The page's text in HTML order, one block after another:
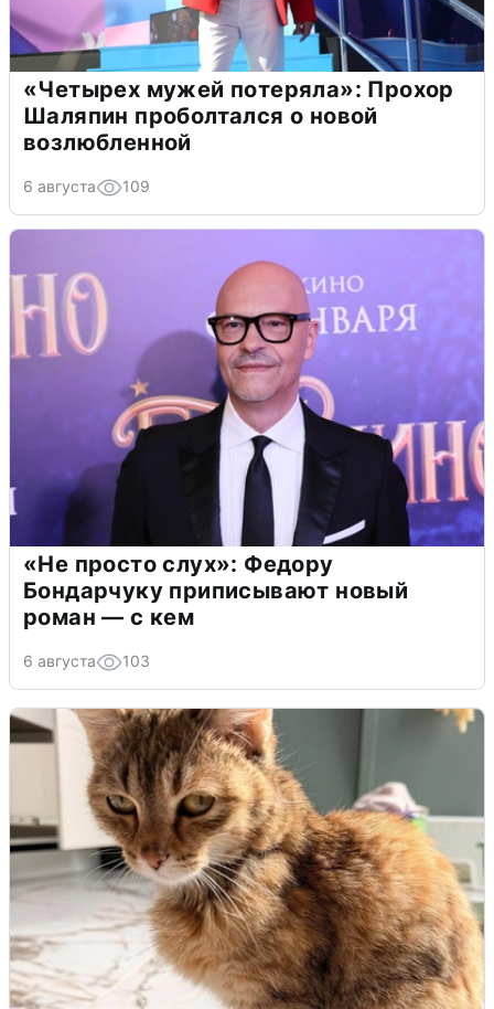
«Четырех мужей потеряла»: Прохор
Шаляпин проболтался о новой
возлюбленной
6 августа 109
«Не просто слух»: Федору
Бондарчуку приписывают новый
роман — с кем
6 августа 103